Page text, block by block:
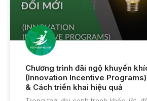
Chương trình đãi ngộ khuyến
(Innovation Incentive
& Cách triển khai hiệu quả